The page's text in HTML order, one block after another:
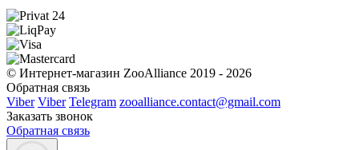
© Интернет-магазин ZooAlliance 2019 - 2026
Обратная связь
Viber Viber Telegram zooalliance.contact@gmail.com
Заказать звонок
Обратная связь